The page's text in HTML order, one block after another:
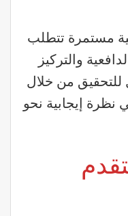
مستمرة تتطلب
والتركيز
للتحقيق من خلال
نظرة إيجابية نحو